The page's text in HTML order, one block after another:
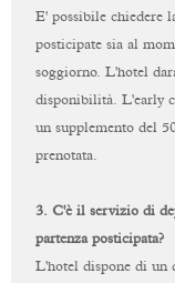
E' possibile chiedere
posticipate sia al
soggiorno. L'hotel
disponibilità. L'early
un supplemento del
prenotata.
3. C'è il servizio di
partenza posticipata?
L'hotel dispone di un